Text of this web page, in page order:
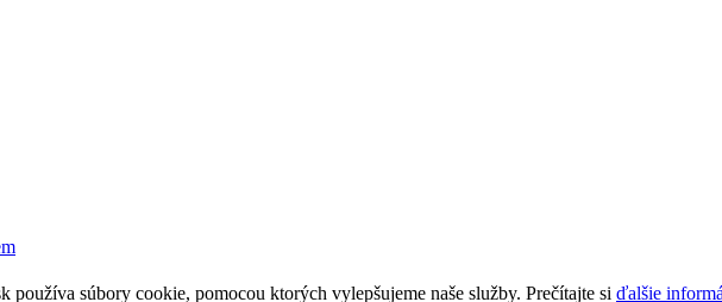
používa súbory cookie, pomocou ktorých vylepšujeme naše služby. Prečítajte si ďalšie